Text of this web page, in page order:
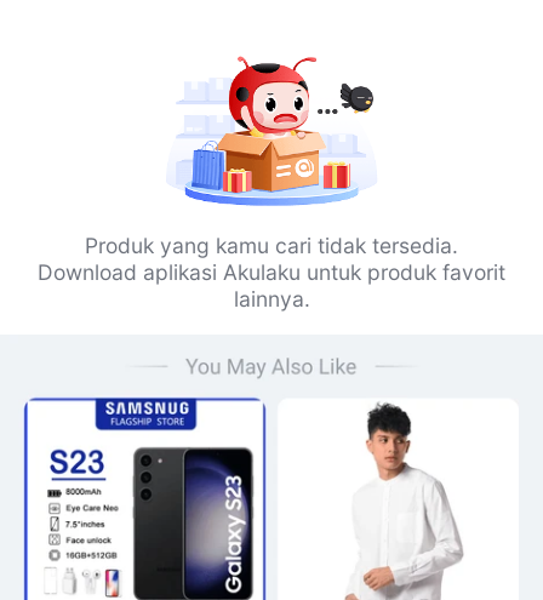
Produk yang kamu cari tidak tersedia.
Download aplikasi Akulaku untuk produk favorit
lainnya.